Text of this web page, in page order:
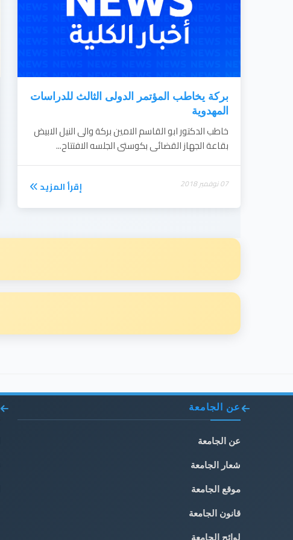
بركة يخاطب المؤتمر الدولى الثالث للدراسات
المهدوية
خاطب الدكتور ابو القاسم الامين بركة والى النيل الابيض
بقاعة الجهاز القضائى بكوستى الجلسه الافتتاح...
07 نوفمبر 2018 إقرأ المزيد
عن الجامعة
عن الجامعة
شعار الجامعة
موقع الجامعة
قانون الجامعة
لوائح الجامعة